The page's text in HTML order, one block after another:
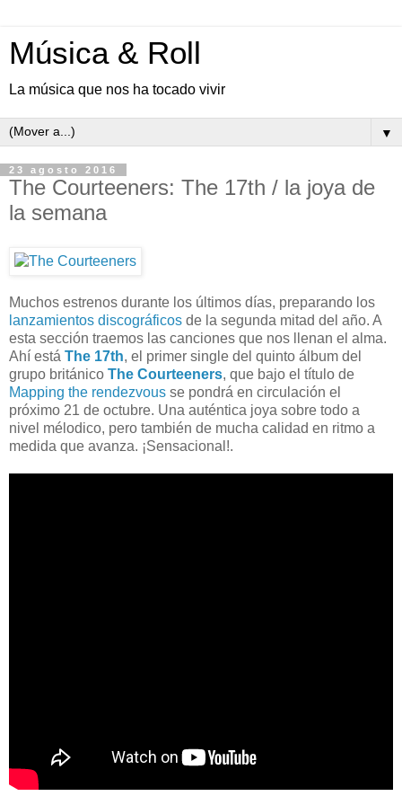
Música & Roll
La música que nos ha tocado vivir
▼
23 agosto 2016
The Courteeners: The 17th / la joya de
la semana
Muchos estrenos durante los últimos días, preparando los
lanzamientos discográficos de la segunda mitad del año. A
esta sección traemos las canciones que nos llenan el alma.
Ahí está The 17th, el primer single del quinto álbum del
grupo británico The Courteeners, que bajo el título de
Mapping the rendezvous se pondrá en circulación el
próximo 21 de octubre. Una auténtica joya sobre todo a
nivel mélodico, pero también de mucha calidad en ritmo a
medida que avanza. ¡Sensacional!.